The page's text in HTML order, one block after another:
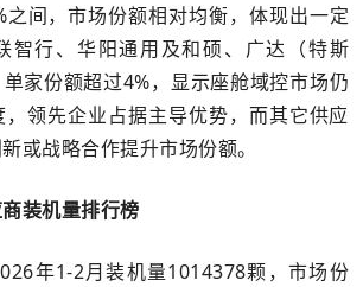
之间，市场份额相对均衡，体现出一定
智行、华阳通用及和硕、广达（特斯
家份额超过4%，显示座舱域控市场仍
领先企业占据主导优势，而其它供应
或战略合作提升市场份额。
装机量排行榜
年1-2月装机量1014378颗，市场份